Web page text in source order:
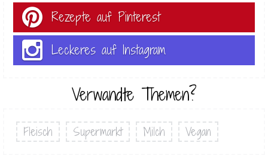
Rezepte auf Pinterest
Leckeres auf Instagram
Verwandte Themen?
Fleisch Supermarkt Milch Vegan